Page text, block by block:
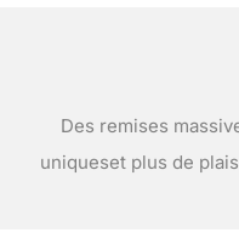
Des remises
uniqueset plus de